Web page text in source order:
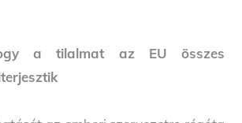
a tilalmat az EU összes